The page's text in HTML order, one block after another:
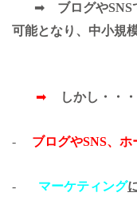
➡
ブログや
可能となり、中小規
➡ しかし・・・
- ブログやSNS、 ホ
- マーケティング